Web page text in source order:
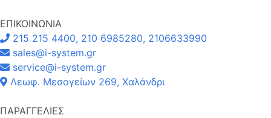
ΕΠΙΚΟΙΝΩΝΙΑ
215 215 4400, 210 6985280, 2106633990
sales@i-system.gr
service@i-system.gr
Λεωφ. Μεσογείων 269, Χαλάνδρι
ΠΑΡΑΓΓΕΛΙΕΣ